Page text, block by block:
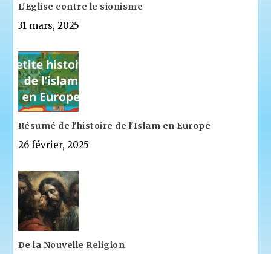
L'Eglise contre le sionisme
31 mars, 2025
Résumé de l'histoire de l'Islam en Europe
26 février, 2025
De la Nouvelle Religion